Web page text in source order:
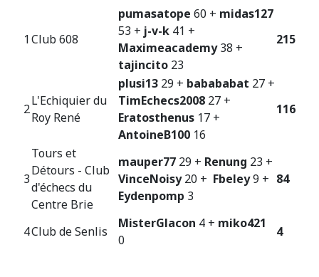
1Club 608
pumasatope 60 + midas127
53 + j-v-k 41 +
Maximeacademy38 +
tajincito 23
215
2
L'Echiquier du
Roy René
plusi13 29 + babababat 27 +
TimEchecs2008 27 +
Eratosthenus 17 +
AntoineB100 16
116
3
Tours et
Détours - Club
d'échecs du
Centre Brie
mauper77 29 + Renung 23 +
VinceNoisy20 + Fbeley9 +
Eydenpomp 3
84
4Club de Senlis
MisterGlacon 4 + miko421
0
4